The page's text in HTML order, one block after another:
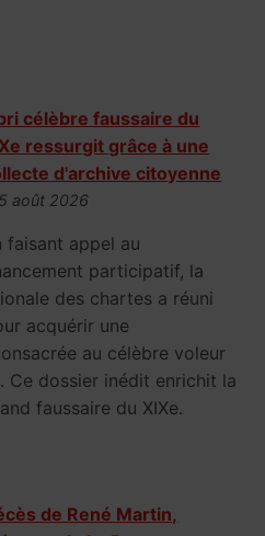
célèbre faussaire du
ressurgit grâce à une
d'archive citoyenne
août 2026
faisant appel au
participatif, la
des chartes a réuni
acquérir une
au célèbre voleur
Ce dossier inédit enrichit la
faussaire du XIXe.
de René Martin,